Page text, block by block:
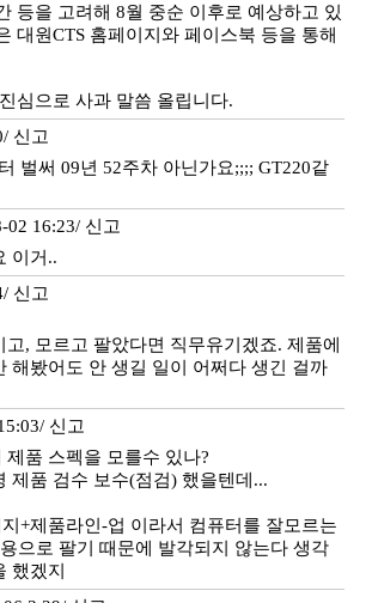
등을 고려해 8월 중순 이후로 예상하고 있
대원CTS 홈페이지와 페이스북 등을 통해
심으로 사과 말씀 올립니다.
신고
벌써 09년 52주차 아닌가요;;;; GT220같
02 16:23/ 신고
이거..
신고
, 모르고 팔았다면 직무유기겠죠. 제품에
해봤어도 안 생길 일이 어쩌다 생긴 걸까
신고
품 스펙을 모를수 있나?
제품 검수 보수(점검) 했을텐데...
+제품라인-업 이라서 컴퓨터를 잘모르는
으로 팔기 때문에 발각되지 않는다 생각
했겠지